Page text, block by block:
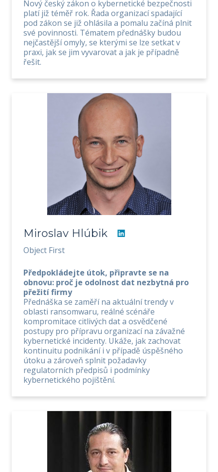
Nový český zákon o kybernetické bezpečnosti
platí již téměř rok. Řada organizací spadající
pod zákon se již ohlásila a pomalu začíná plnit
své povinnosti. Tématem přednášky budou
nejčastější omyly, se kterými se lze setkat v
praxi, jak se jim vyvarovat a jak je případně
řešit.
Miroslav Hlúbik
Object First
Předpokládejte útok, připravte se na
obnovu: proč je odolnost dat nezbytná pro
přežití firmy
Přednáška se zaměří na aktuální trendy v
oblasti ransomwaru, reálné scénáře
kompromitace citlivých dat a osvědčené
postupy pro přípravu organizací na závažné
kybernetické incidenty. Ukáže, jak zachovat
kontinuitu podnikání i v případě úspěšného
útoku a zároveň splnit požadavky
regulatorních předpisů i podmínky
kybernetického pojištění.